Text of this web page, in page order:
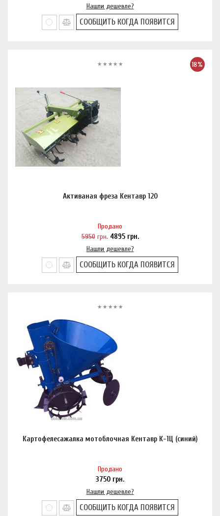
Нашли дешевле?
СООБЩИТЬ КОГДА ПОЯВИТСЯ
18%
Активаная фреза Кентавр 120
Продано
5950грн. 4895грн.
Нашли дешевле?
СООБЩИТЬ КОГДА ПОЯВИТСЯ
Картофелесажалка мотоблочная Кентавр К-1Ц (синий)
Продано
3750 грн.
Нашли дешевле?
СООБЩИТЬ КОГДА ПОЯВИТСЯ